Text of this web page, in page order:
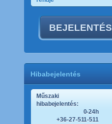
BEJELENTÉS
Hibabejelentés
Műszaki
hibabejelentés:
0-24h
+36-27-511-511